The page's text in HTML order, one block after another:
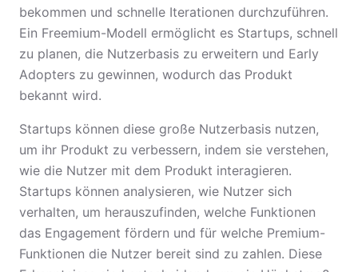
bekommen und schnelle Iterationen durchzuführen.
Ein Freemium-Modell ermöglicht es Startups, schnell
zu planen, die Nutzerbasis zu erweitern und Early
Adopters zu gewinnen, wodurch das Produkt
bekannt wird.
Startups können diese große Nutzerbasis nutzen,
um ihr Produkt zu verbessern, indem sie verstehen,
wie die Nutzer mit dem Produkt interagieren.
Startups können analysieren, wie Nutzer sich
verhalten, um herauszufinden, welche Funktionen
das Engagement fördern und für welche Premium-
Funktionen die Nutzer bereit sind zu zahlen. Diese